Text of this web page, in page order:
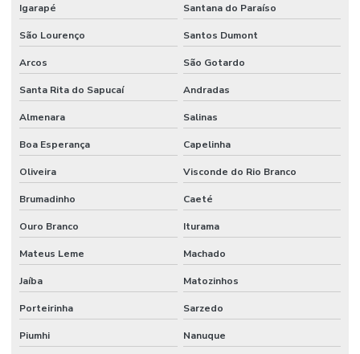
Igarapé Santana do Paraíso
São Lourenço Santos Dumont
Arcos São Gotardo
Santa Rita do Sapucaí Andradas
Almenara Salinas
Boa Esperança Capelinha
Oliveira Visconde do Rio Branco
Brumadinho Caeté
Ouro Branco Iturama
Mateus Leme Machado
Jaíba Matozinhos
Porteirinha Sarzedo
Piumhi Nanuque